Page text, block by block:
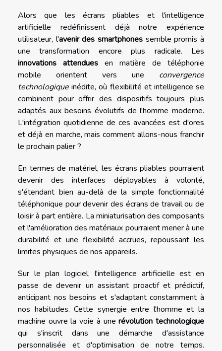
Alors que les écrans pliables et l'intelligence
artificielle redéfinissent déjà notre expérience
utilisateur, l'avenir des smartphones semble promis à
une transformation encore plus radicale. Les
innovations attendues en matière de téléphonie
mobile orientent vers une convergence
technologique inédite, où flexibilité et intelligence se
combinent pour offrir des dispositifs toujours plus
adaptés aux besoins évolutifs de l'homme moderne.
L'intégration quotidienne de ces avancées est d'ores
et déjà en marche, mais comment allons-nous franchir
le prochain palier ?
En termes de matériel, les écrans pliables pourraient
devenir des interfaces déployables à volonté,
s'étendant bien au-delà de la simple fonctionnalité
téléphonique pour devenir des écrans de travail ou de
loisir à part entière. La miniaturisation des composants
et l'amélioration des matériaux pourraient mener à une
durabilité et une flexibilité accrues, repoussant les
limites physiques de nos appareils.
Sur le plan logiciel, l'intelligence artificielle est en
passe de devenir un assistant proactif et prédictif,
anticipant nos besoins et s'adaptant constamment à
nos habitudes. Cette synergie entre l'homme et la
machine ouvre la voie à unerévolution technologique
qui s'inscrit dans une démarche d'assistance
personnalisée et d'optimisation de notre temps.